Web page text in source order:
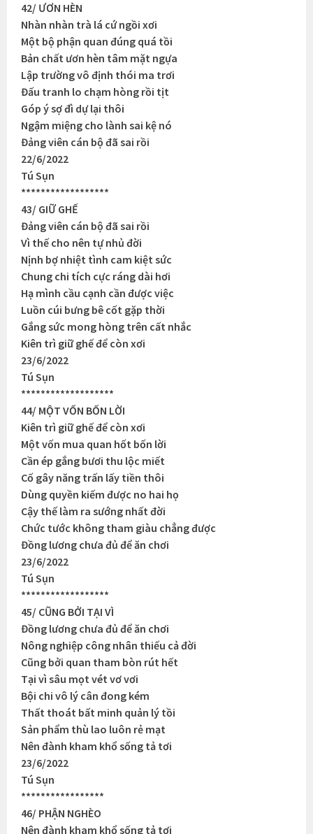
42/ ƯƠN HÈN
Nhàn nhàn trà lá cứ ngồi xơi
Một bộ phận quan đúng quá tồi
Bản chất ươn hèn tâm mặt ngựa
Lập trường vô định thói ma trơi
Đấu tranh lo chạm hòng rồi tịt
Góp ý sợ đì dự lại thôi
Ngậm miệng cho lành sai kệ nó
Đảng viên cán bộ đã sai rồi
22/6/2022
Tú Sụn
******************
43/ GIỮ GHẾ
Đảng viên cán bộ đã sai rồi
Vì thế cho nên tự nhủ đời
Nịnh bợ nhiệt tình cam kiệt sức
Chung chi tích cực ráng dài hơi
Hạ mình cầu cạnh cần được việc
Luồn cúi bưng bê cốt gặp thời
Gắng sức mong hòng trên cất nhắc
Kiên trì giữ ghế để còn xơi
23/6/2022
Tú Sụn
*******************
44/ MỘT VỐN BỐN LỜI
Kiên trì giữ ghế để còn xơi
Một vốn mua quan hốt bốn lời
Cần ép gắng bươi thu lộc miết
Cố gây năng trấn lấy tiền thôi
Dùng quyền kiếm được no hai họ
Cậy thế làm ra sướng nhất đời
Chức tước không tham giàu chẳng được
Đồng lương chưa đủ để ăn chơi
23/6/2022
Tú Sụn
******************
45/ CŨNG BỞI TẠI VÌ
Đồng lương chưa đủ để ăn chơi
Nông nghiệp công nhân thiếu cả đời
Cũng bởi quan tham bòn rút hết
Tại vì sâu mọt vét vơ vơi
Bội chi vô lý cân đong kém
Thất thoát bất minh quản lý tồi
Sản phẩm thù lao luôn rẻ mạt
Nên đành kham khổ sống tả tơi
23/6/2022
Tú Sụn
*****************
46/ PHẬN NGHÈO
Nên đành kham khổ sống tả tơi